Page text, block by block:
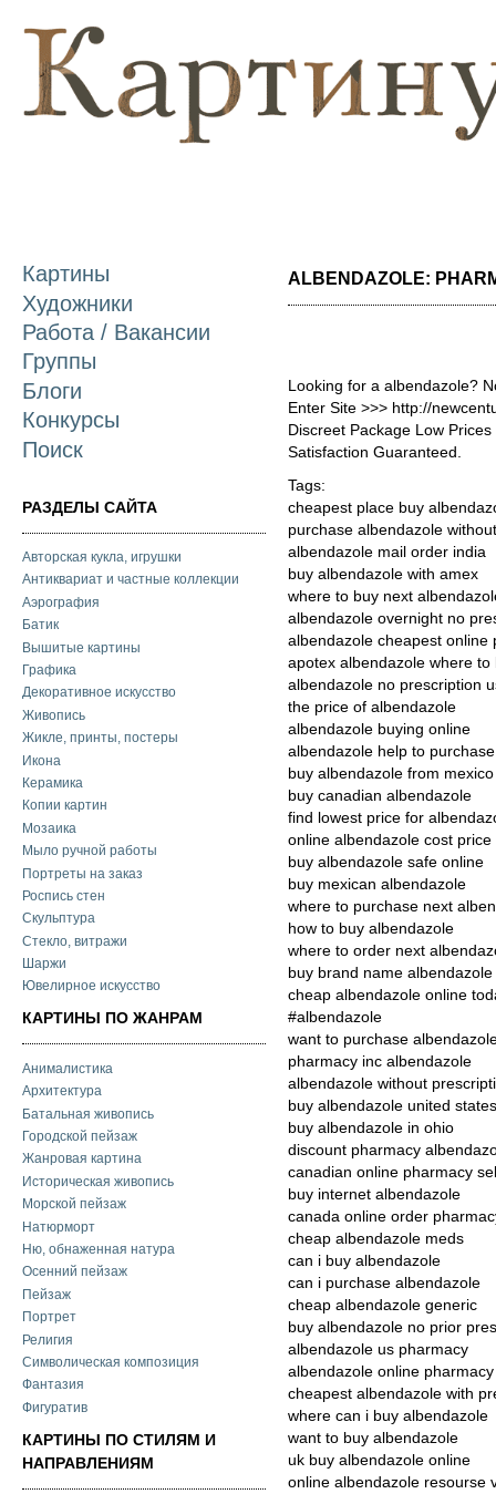
Картины
Художники
Работа / Вакансии
Группы
Блоги
Конкурсы
Поиск
РАЗДЕЛЫ САЙТА
Авторская кукла, игрушки
Антиквариат и частные коллекции
Аэрография
Батик
Вышитые картины
Графика
Декоративное искусство
Живопись
Жикле, принты, постеры
Икона
Керамика
Копии картин
Мозаика
Мыло ручной работы
Портреты на заказ
Роспись стен
Скульптура
Стекло, витражи
Шаржи
Ювелирное искусство
КАРТИНЫ ПО ЖАНРАМ
Анималистика
Архитектура
Батальная живопись
Городской пейзаж
Жанровая картина
Историческая живопись
Морской пейзаж
Натюрморт
Ню, обнаженная натура
Осенний пейзаж
Пейзаж
Портрет
Религия
Символическая композиция
Фантазия
Фигуратив
КАРТИНЫ ПО СТИЛЯМ И
НАПРАВЛЕНИЯМ
ALBENDAZOLE:
Looking for a albendazole?
Enter Site >>> http://
Discreet Package Low
Satisfaction Guaranteed.
Tags:
cheapest place buy
purchase albendazole
albendazole mail order india
buy albendazole with amex
where to buy next
albendazole overnight no
albendazole cheapest online
apotex albendazole where to
albendazole no prescription
the price of albendazole
albendazole buying online
albendazole help to
buy albendazole from mexico
buy canadian albendazole
find lowest price for
online albendazole cost price
buy albendazole safe online
buy mexican albendazole
where to purchase next
how to buy albendazole
where to order next
buy brand name
cheap albendazole online
#albendazole
want to purchase
pharmacy inc albendazole
albendazole without
buy albendazole united states
buy albendazole in ohio
discount pharmacy
canadian online pharmacy
buy internet albendazole
canada online order
cheap albendazole meds
can i buy albendazole
can i purchase albendazole
cheap albendazole generic
buy albendazole no prior
albendazole us pharmacy
albendazole online
cheapest albendazole with
where can i buy albendazole
want to buy albendazole
uk buy albendazole online
online albendazole resourse